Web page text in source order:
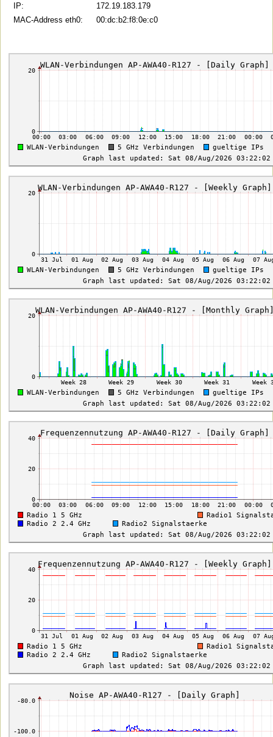
IP:
172.19.183.179
MAC-Address eth0:
00:dc:b2:f8:0e:c0